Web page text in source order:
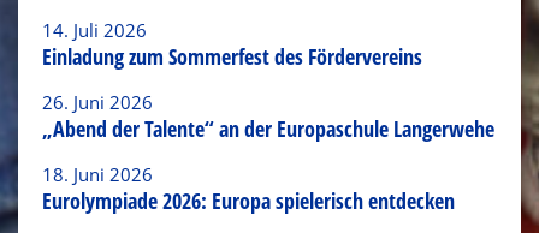
14. Juli 2026
Einladung zum Sommerfest des Fördervereins
26. Juni 2026
„Abend der Talente“ an der Europaschule Langerwehe
18. Juni 2026
Eurolympiade 2026: Europa spielerisch entdecken